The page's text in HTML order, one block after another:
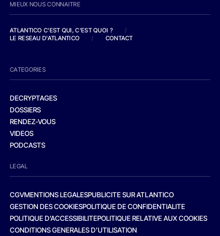
MIEUX NOUS CONNAITRE
ATLANTICO C'EST QUI, C'EST QUOI ?
/
LE RESEAU D'ATLANTICO
/ CONTACT
CATEGORIES
DECRYPTAGES
DOSSIERS
RENDEZ-VOUS
VIDEOS
PODCASTS
LEGAL
CGVMENTIONS LEGALESPUBLICITE SUR ATLANTICO
GESTION DES COOKIESPOLITIQUE DE CONFIDENTIALITE
POLITIQUE D’ACCESSIBILITEPOLITIQUE RELATIVE AUX COOKIES
CONDITIONS GENERALES D’UTILISATION